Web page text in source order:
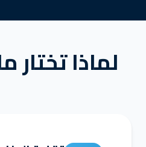
لماذا